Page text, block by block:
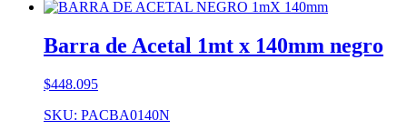
Barra de Acetal 1mt x 140mm negro
$448.095
SKU: PACBA0140N